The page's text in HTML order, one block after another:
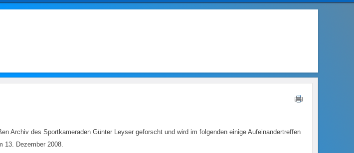
Archiv des Sportkameraden Günter Leyser geforscht und wird im folgenden einige Aufeinandertreffen
13. Dezember 2008.